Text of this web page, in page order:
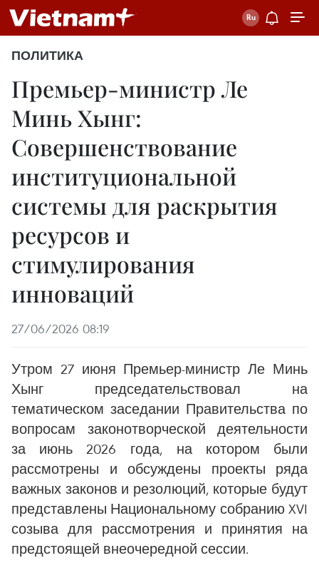
ПОЛИТИКА
Премьер-министр Ле
Минь Хынг:
Совершенствование
институциональной
системы для раскрытия
ресурсов и
стимулирования
инноваций
27/06/2026 08:19
Утром 27 июня Премьер-министр Ле Минь
Хынг председательствовал на
тематическом заседании Правительства по
вопросам законотворческой деятельности
за июнь 2026 года, на котором были
рассмотрены и обсуждены проекты ряда
важных законов и резолюций, которые будут
представлены Национальному собранию XVI
созыва для рассмотрения и принятия на
предстоящей внеочередной сессии.